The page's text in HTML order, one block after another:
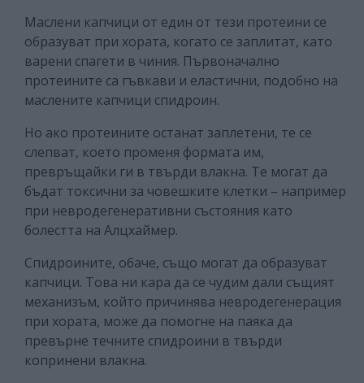
Маслени капчици от един от тези протеини се
образуват при хората, когато се заплитат, като
варени спагети в чиния. Първоначално
протеините са гъвкави и еластични, подобно на
маслените капчици спидроин.
Но ако протеините останат заплетени, те се
слепват, което променя формата им,
превръщайки ги в твърди влакна. Те могат да
бъдат токсични за човешките клетки – например
при невродегенеративни състояния като
болестта на Алцхаймер.
Спидроините, обаче, също могат да образуват
капчици. Това ни кара да се чудим дали същият
механизъм, който причинява невродегенерация
при хората, може да помогне на паяка да
превърне течните спидроини в твърди
копринени влакна.